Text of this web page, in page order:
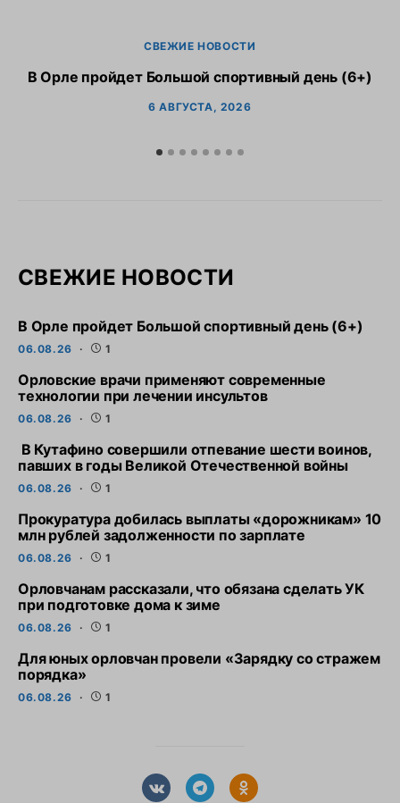
СВЕЖИЕ НОВОСТИ
В Орле пройдет Большой спортивный день (6+)
6 АВГУСТА, 2026
СВЕЖИЕ НОВОСТИ
В Орле пройдет Большой спортивный день (6+)
06.08.26 1
Орловские врачи применяют современные
технологии при лечении инсультов
06.08.26 1
В Кутафино совершили отпевание шести воинов,
павших в годы Великой Отечественной войны
06.08.26 1
Прокуратура добилась выплаты «дорожникам» 10
млн рублей задолженности по зарплате
06.08.26 1
Орловчанам рассказали, что обязана сделать УК
при подготовке дома к зиме
06.08.26 1
Для юных орловчан провели «Зарядку со стражем
порядка»
06.08.26 1